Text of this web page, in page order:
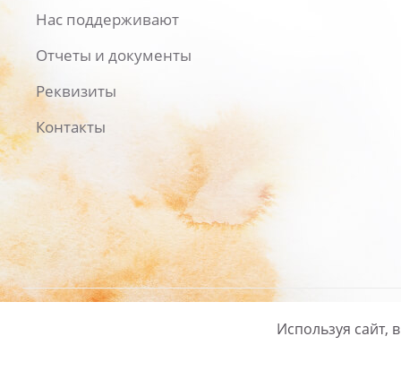
Нас поддерживают
Отчеты и документы
Реквизиты
Контакты
Политика
Используя сайт,